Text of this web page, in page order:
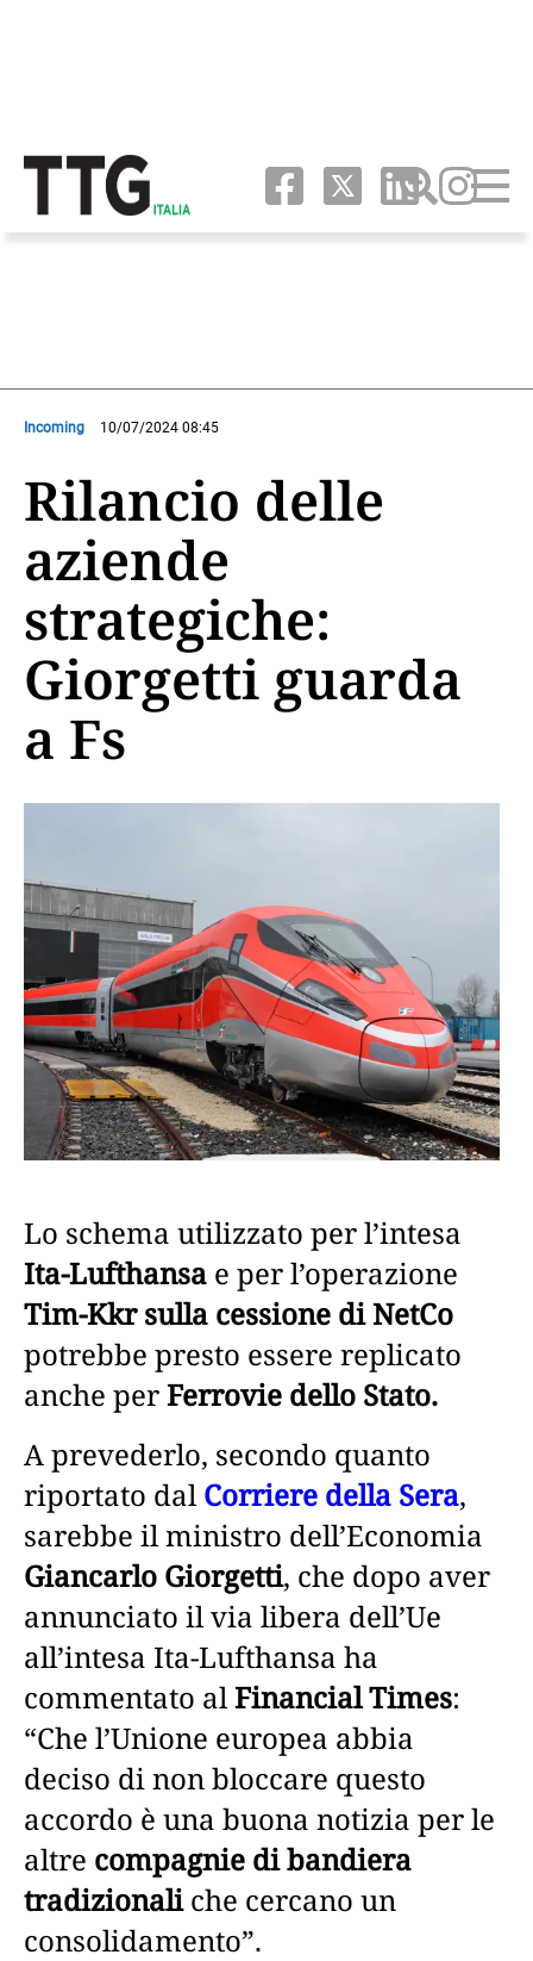
Incoming 10/07/2024 08:45
Rilancio delle
aziende
strategiche:
Giorgetti guarda
a Fs
Lo schema utilizzato per l’intesa
Ita-Lufthansa e per l’operazione
Tim-Kkr sulla cessione di NetCo
potrebbe presto essere replicato
anche perFerrovie dello Stato.
A prevederlo, secondo quanto
riportato dalCorriere della Sera,
sarebbe il ministro dell’Economia
Giancarlo Giorgetti, che dopo aver
annunciato il via libera dell’Ue
all’intesa Ita-Lufthansa ha
commentato alFinancial Times:
“Che l’Unione europea abbia
deciso di non bloccare questo
accordo è una buona notizia per le
altre compagnie di bandiera
tradizionaliche cercano un
consolidamento”.